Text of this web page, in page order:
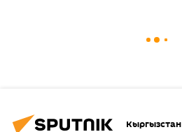
Кыргызстан